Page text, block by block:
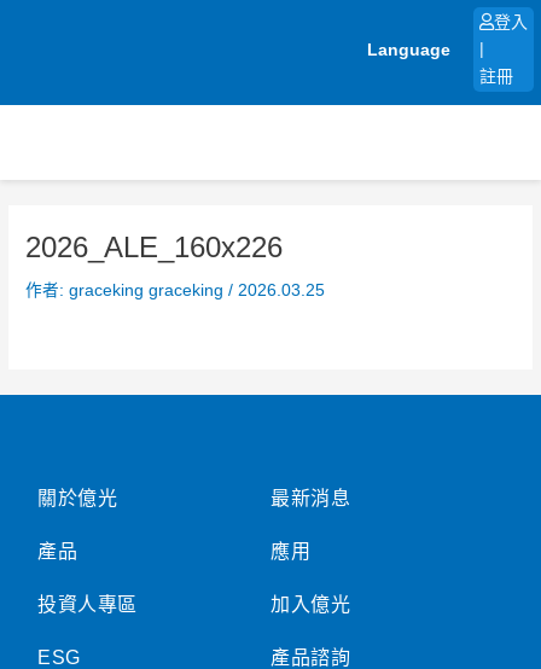
Language
登入
註冊
2026_ALE_160x226
作者:graceking graceking/ 2026.03.25
關於億光
產品
投資人專區
ESG
最新消息
應用
加入億光
產品諮詢